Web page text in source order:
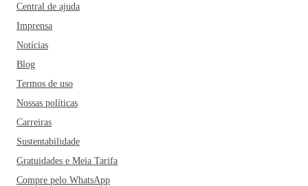
Central de ajuda
Imprensa
Notícias
Blog
Termos de uso
Nossas políticas
Carreiras
Sustentabilidade
Gratuidades e Meia Tarifa
Compre pelo WhatsApp